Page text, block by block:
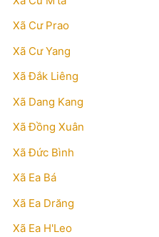
Xã Cư Prao
Xã Cư Yang
Xã Đắk Liêng
Xã Dang Kang
Xã Đồng Xuân
Xã Đức Bình
Xã Ea Bá
Xã Ea Drăng
Xã Ea H'Leo